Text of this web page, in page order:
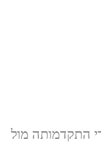
התקדמותה מול